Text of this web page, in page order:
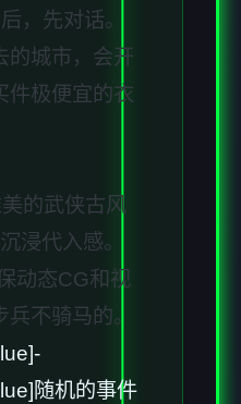
，先对话。
的城市，会开
件极便宜的衣
的武侠古风
浸代入感。
动态CG和视
不骑马的。
随机的事件